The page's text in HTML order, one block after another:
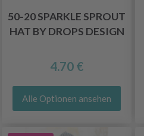
50-20 SPARKLE SPROUT
HAT BY DROPS DESIGN
4.70 €
Alle Optionen ansehen